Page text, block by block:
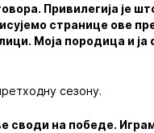
Привилегија је
странице ове
Моја породица и
сезону.
своди на победе.